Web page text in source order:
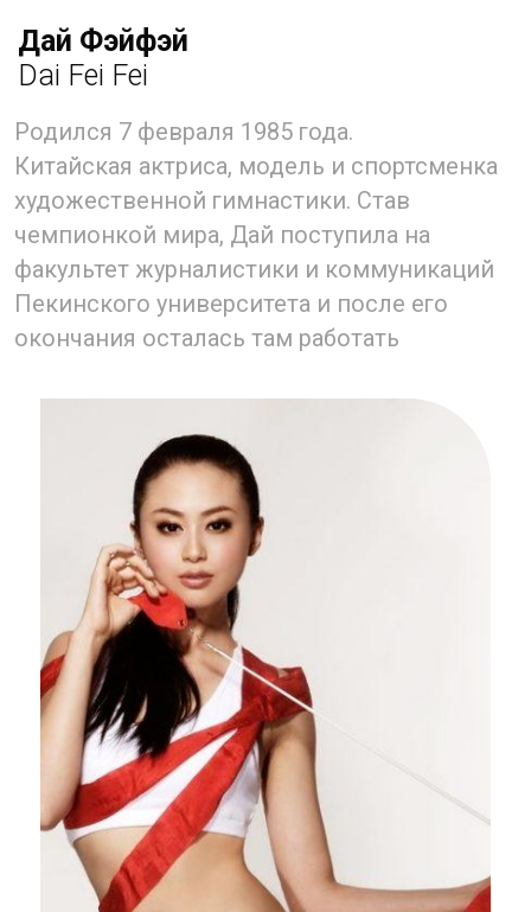
Хрупкая с рождения с самого детства
проявляла свою артистичность, родители
творчества заниматься танцами
и вокалом. Коллектив, в котором
занималась Цзин, назывался «Маленький
лебедь» и считался лучшим в провинции
В 2000 году она поступила в среднюю
школу Пекинской академии танцев, где
изучала китайский народный танец. После
окончания школы Цзин подписала
контракт с Starlight Pictures and Television
Company и официально вошла в мир
китайского шоу-бизнеса. В то время она
хотела стать певицей, поэтому окончив
академию танца, Цзин поступила
на музыкальный факультет киноакадемии
в Пекине.
В 2007 году вышел релиз ее первого